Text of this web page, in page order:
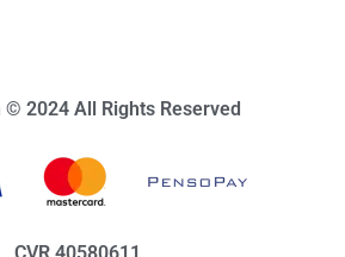
© 2024 All Rights Reserved
CVR 40580611